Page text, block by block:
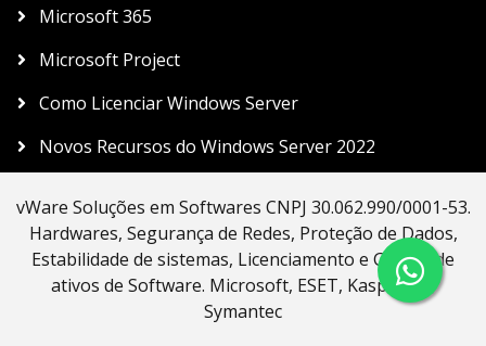
Microsoft 365
Microsoft Project
Como Licenciar Windows Server
Novos Recursos do Windows Server 2022
vWare Soluções em Softwares CNPJ 30.062.990/0001-53.
Hardwares, Segurança de Redes, Proteção de Dados,
Estabilidade de sistemas, Licenciamento e Gestão de
ativos de Software. Microsoft, ESET, Kaspersky,
Symantec